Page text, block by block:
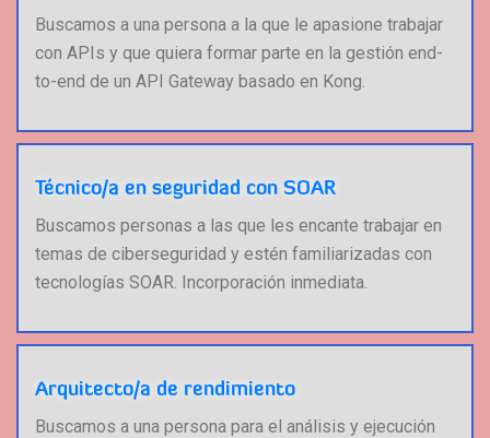
Buscamos a una persona a la que le apasione trabajar
con APIs y que quiera formar parte en la gestión end-
to-end de un API Gateway basado en Kong.
Técnico/a en seguridad con SOAR
Buscamos personas a las que les encante trabajar en
temas de ciberseguridad y estén familiarizadas con
tecnologías SOAR. Incorporación inmediata.
Arquitecto/a de rendimiento
Buscamos a una persona para el análisis y ejecución